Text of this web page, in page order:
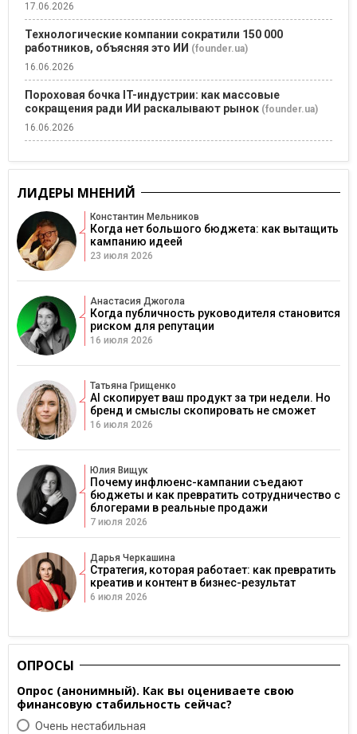
17.06.2026
Технологические компании сократили 150 000
работников, объясняя это ИИ (founder.ua)
16.06.2026
Пороховая бочка IT-индустрии: как массовые
сокращения ради ИИ раскалывают рынок (founder.ua)
16.06.2026
ЛИДЕРЫ МНЕНИЙ
Константин Мельников
Когда нет большого бюджета: как вытащить
кампанию идеей
23 июля 2026
Анастасия Джогола
Когда публичность руководителя становится
риском для репутации
16 июля 2026
Татьяна Грищенко
AI скопирует ваш продукт за три недели. Но
бренд и смыслы скопировать не сможет
16 июля 2026
Юлия Вищук
Почему инфлюенс-кампании съедают
бюджеты и как превратить сотрудничество с
блогерами в реальные продажи
7 июля 2026
Дарья Черкашина
Стратегия, которая работает: как превратить
креатив и контент в бизнес-результат
6 июля 2026
ОПРОСЫ
Опрос (анонимный). Как вы оцениваете свою
финансовую стабильность сейчас?
Очень нестабильная